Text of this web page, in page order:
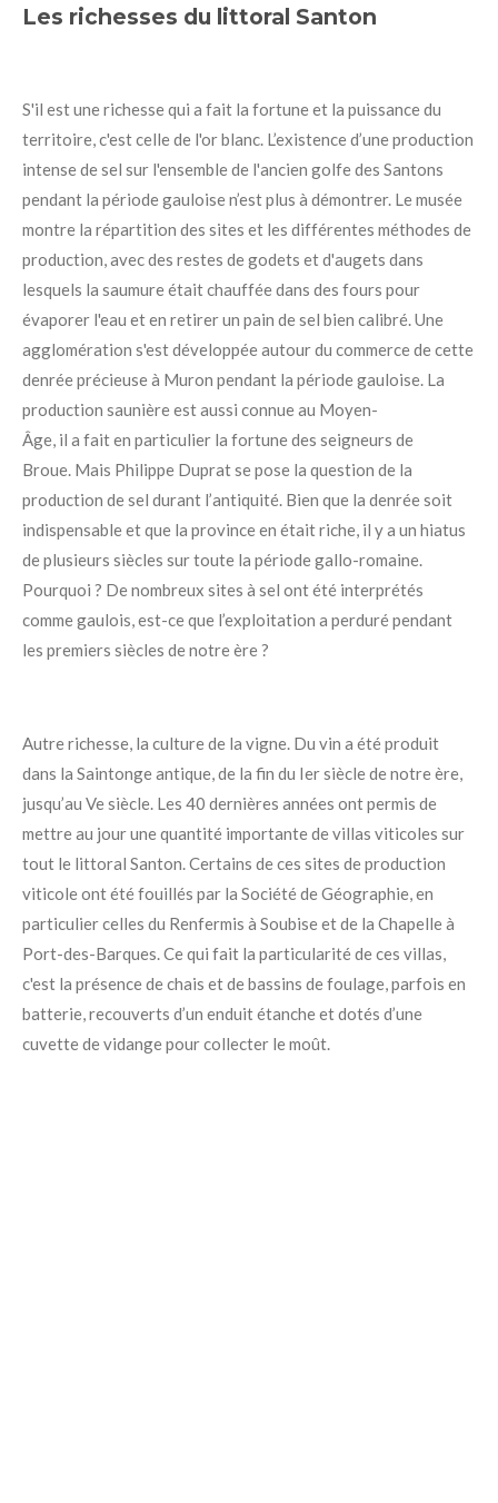
Les richesses du littoral Santon
S'il est une richesse qui a fait la fortune et la puissance du
territoire, c'est celle de l'or blanc. L’existence d’une production
intense de sel sur l'ensemble de l'ancien golfe des Santons
pendant la période gauloise n’est plus à démontrer. Le musée
montre la répartition des sites et les différentes méthodes de
production, avec des restes de godets et d'augets dans
lesquels la saumure était chauffée dans des fours pour
évaporer l'eau et en retirer un pain de sel bien calibré. Une
agglomération s'est développée autour du commerce de cette
denrée précieuse à Muron pendant la période gauloise. La
production saunière est aussi connue au Moyen-
Âge, il a faiten particulier la fortune des seigneurs de
Broue. Mais Philippe Duprat se pose la question de la
production de sel durant l’antiquité. Bien que la denrée soit
indispensable et que la province en était riche, il y a un hiatus
de plusieurs siècles sur toute la période gallo-romaine.
Pourquoi ? De nombreux sites à sel ont été interprétés
comme gaulois, est-ce que l’exploitation a perduré pendant
les premiers siècles de notre ère ?
Autre richesse, la culture de la vigne. Du vin a été produit
dans la Saintonge antique, de la fin du Ier siècle de notre ère,
jusqu’au Ve siècle. Les 40 dernières années ont permis de
mettre au jour une quantité importante de villas viticoles sur
tout le littoral Santon . Certains de ces sites de production
viticole ont été fouillés par la Société de Géographie, en
particulier celles du Renfermis à Soubise et de la Chapelle à
Port-des-Barques. Ce qui fait la particularité de ces villas,
c'est la présence de chais et de bassins de foulage, parfois en
batterie, recouverts d’un enduit étanche et dotés d’une
cuvette de vidange pour collecter le moût.